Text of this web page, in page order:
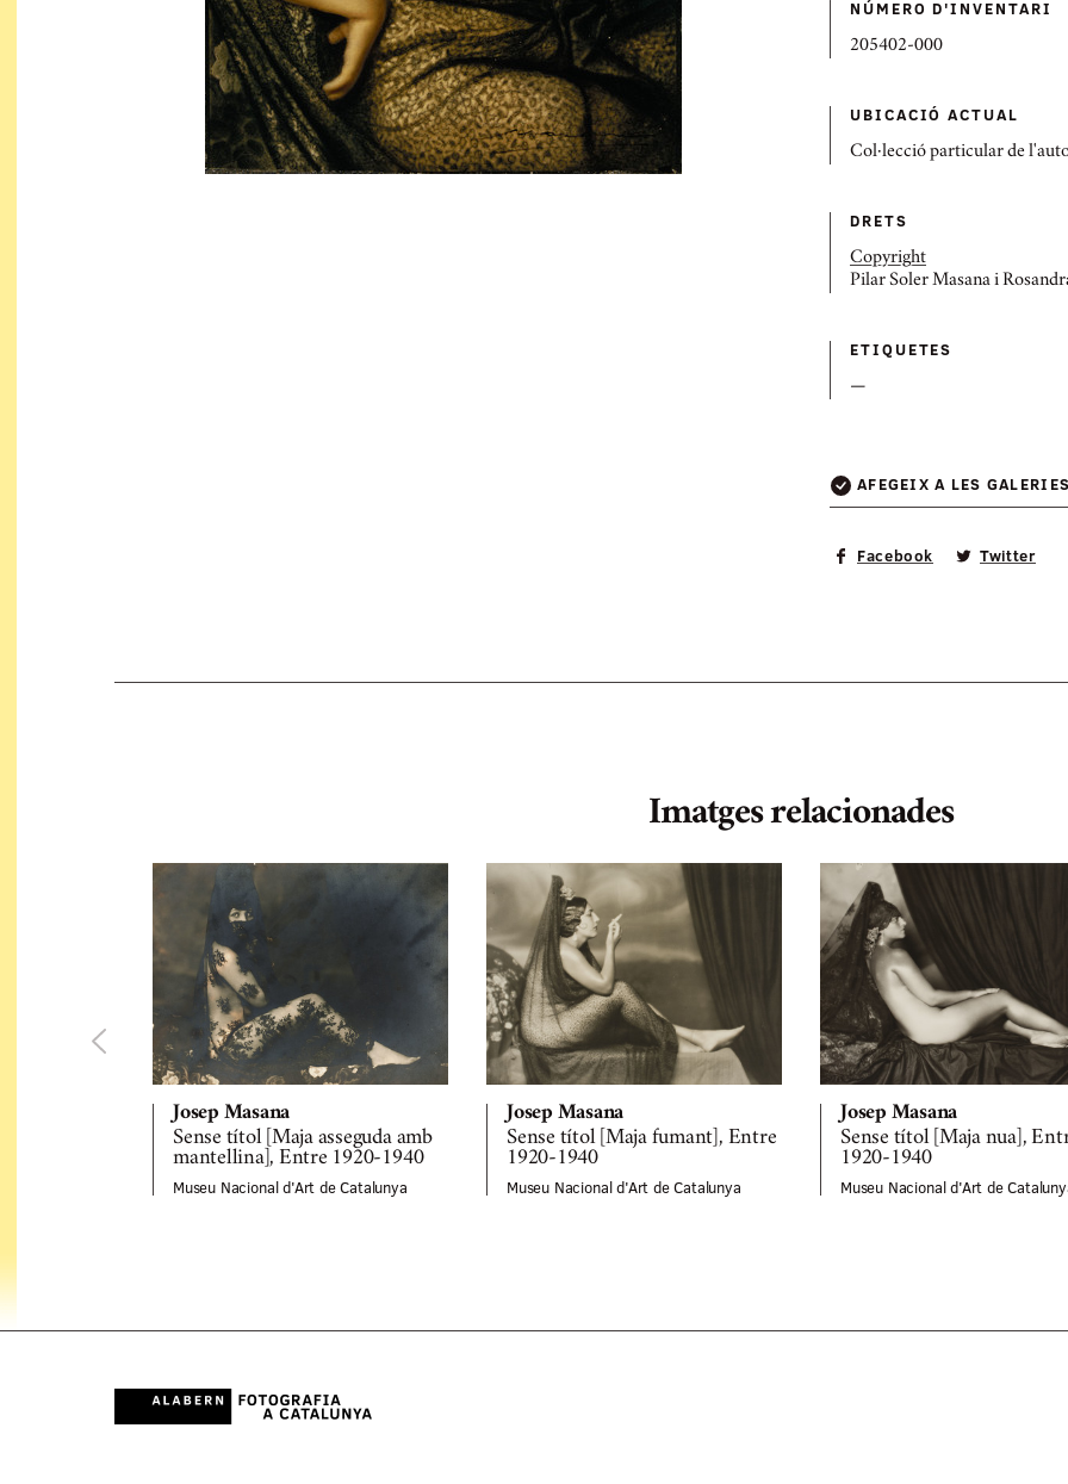
NÚMERO D'INVENTARI
205402-000
UBICACIÓ ACTUAL
Col·lecció particular de
DRETS
Copyright
Pilar Soler Masana i
ETIQUETES
—
AFEGEIX A LES
Facebook Twitter
Imatges relacionades
Josep Masana
Sense títol [Maja asseguda amb
mantellina], Entre 1920-1940
Museu Nacional d'Art de Catalunya
Josep Masana
Sense títol [Maja fumant], Entre
1920-1940
Museu Nacional d'Art de Catalunya
Josep Masana
Sense títol [Maja nua],
1920-1940
Museu Nacional d'Art de